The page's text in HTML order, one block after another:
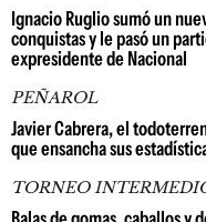
Ignacio Ruglio sumó un
conquistas y le pasó un
expresidente de Nacional
PEÑAROL
Javier Cabrera, el
que ensancha sus
TORNEO